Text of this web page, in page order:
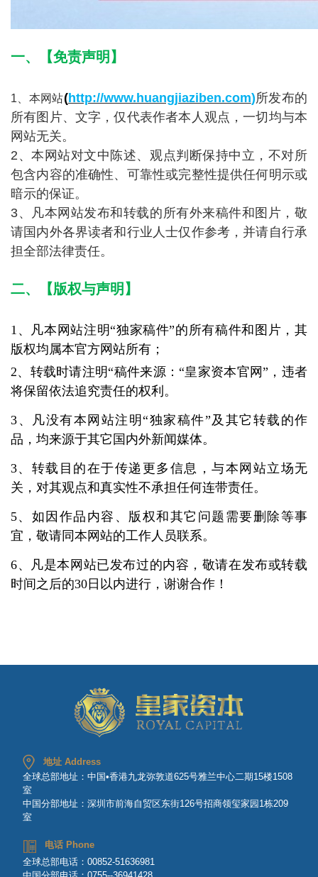
一、【免责声明】
1、本网站(http://www.huangjiaziben.com)所发布的
所有图片、文字，仅代表作者本人观点，一切均与本
网站无关。
2、本网站对文中陈述、观点判断保持中立，不对所
包含内容的准确性、可靠性或完整性提供任何明示或
暗示的保证。
3、凡本网站发布和转载的所有外来稿件和图片，敬
请国内外各界读者和行业人士仅作参考，并请自行承
担全部法律责任。
二、【版权与声明】
1、凡本网站注明“独家稿件”的所有稿件和图片，其
版权均属本官方网站所有；
2、转载时请注明“稿件来源：“皇家资本官网”，违者
将保留依法追究责任的权利。
3、凡没有本网站注明“独家稿件”及其它转载的作
品，均来源于其它国内外新闻媒体。
3、转载目的在于传递更多信息，与本网站立场无
关，对其观点和真实性不承担任何连带责任。
5、如因作品内容、版权和其它问题需要删除等事
宜，敬请同本网站的工作人员联系。
6、凡是本网站已发布过的内容，敬请在发布或转载
时间之后的30日以内进行，谢谢合作！
地址 Address
全球总部地址：中国•香港九龙弥敦道625号雅兰中心二期15楼1508
室
中国分部地址：深圳市前海自贸区东街126号招商领玺家园1栋209
室
电话 Phone
全球总部电话：00852-51636981